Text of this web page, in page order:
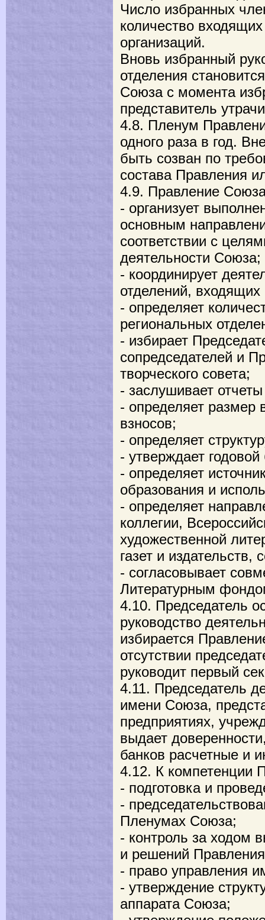
Число избранных
количество
организаций.
Вновь избранный
отделения
Союза с момента
представитель
4.8. Пленум
одного раза в год.
быть созван по
состава Правления
4.9. Правление
- организует
основным
соответствии с
деятельности Союза;
- координирует
отделений,
- определяет
региональных
- избирает
сопредседателей и
творческого совета;
- заслушивает
- определяет размер
взносов;
- определяет
- утверждает
- определяет
образования и
- определяет
коллегии,
художественной
газет и
- согласовывает
Литературным
4.10. Председатель
руководство
избирается
отсутствии
руководит первый
4.11. Председатель
имени Союза,
предприятиях,
выдает
банков расчетные и
4.12. К компетенции
- подготовка и
-
Пленумах Союза;
- контроль за ходом
и решений
- право управления
- утверждение
аппарата Союза;